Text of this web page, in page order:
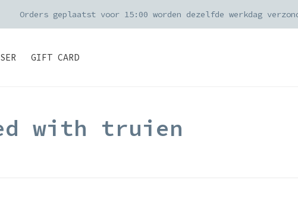
GIFT CARD
Orders geplaatst voor 15:00 worden dezelfde werkdag
with truien